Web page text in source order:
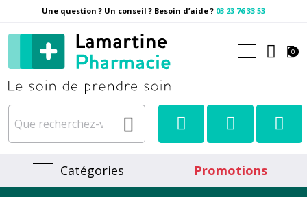
Une question ? Un conseil ? Besoin d’aide ? 03 23 76 33 53
Pharmacie Lamartine
0
Catégories Promotions